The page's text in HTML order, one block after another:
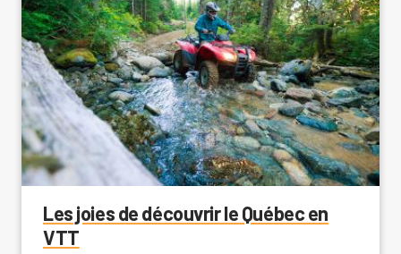
Les joies de découvrir le Québec en
VTT